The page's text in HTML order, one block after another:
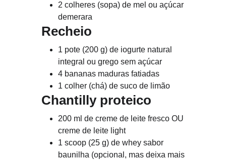
2 colheres (sopa) de mel ou açúcar
demerara
Recheio
1 pote (200 g) de iogurte natural
integral ou grego sem açúcar
4 bananas maduras fatiadas
1 colher (chá) de suco de limão
Chantilly proteico
200 ml de creme de leite fresco OU
creme de leite light
1 scoop (25 g) de whey sabor
baunilha (opcional, mas deixa mais